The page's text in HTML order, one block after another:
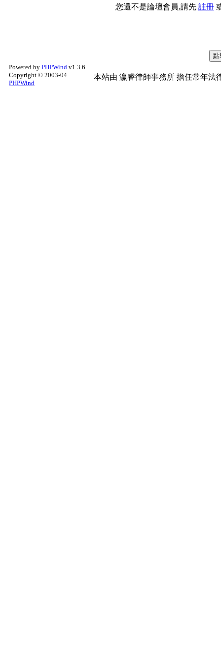
您還不是論壇會員,請先 註冊
Powered by PHPWind v1.3.6
Copyright © 2003-04
PHPWind
本站由 瀛睿律師事務所 擔任常年法